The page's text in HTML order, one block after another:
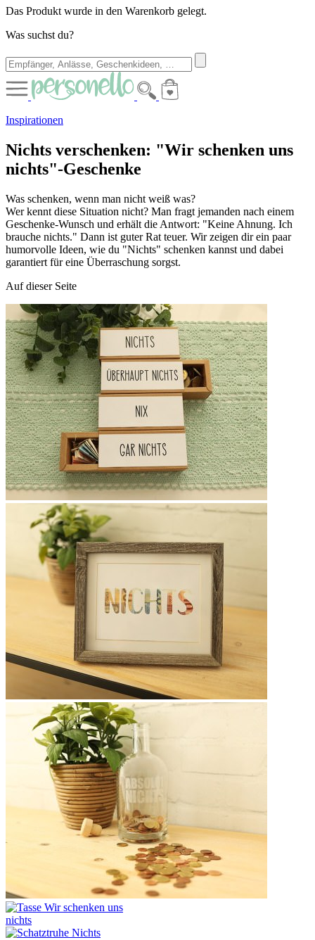
Das Produkt wurde in den Warenkorb gelegt.
Was suchst du?
Inspirationen
Nichts verschenken: "Wir schenken uns
nichts"-Geschenke
Was schenken, wenn man nicht weiß was?
Wer kennt diese Situation nicht? Man fragt jemanden nach einem
Geschenke-Wunsch und erhält die Antwort: "Keine Ahnung. Ich
brauche nichts." Dann ist guter Rat teuer. Wir zeigen dir ein paar
humorvolle Ideen, wie du "Nichts" schenken kannst und dabei
garantiert für eine Überraschung sorgst.
Auf dieser Seite